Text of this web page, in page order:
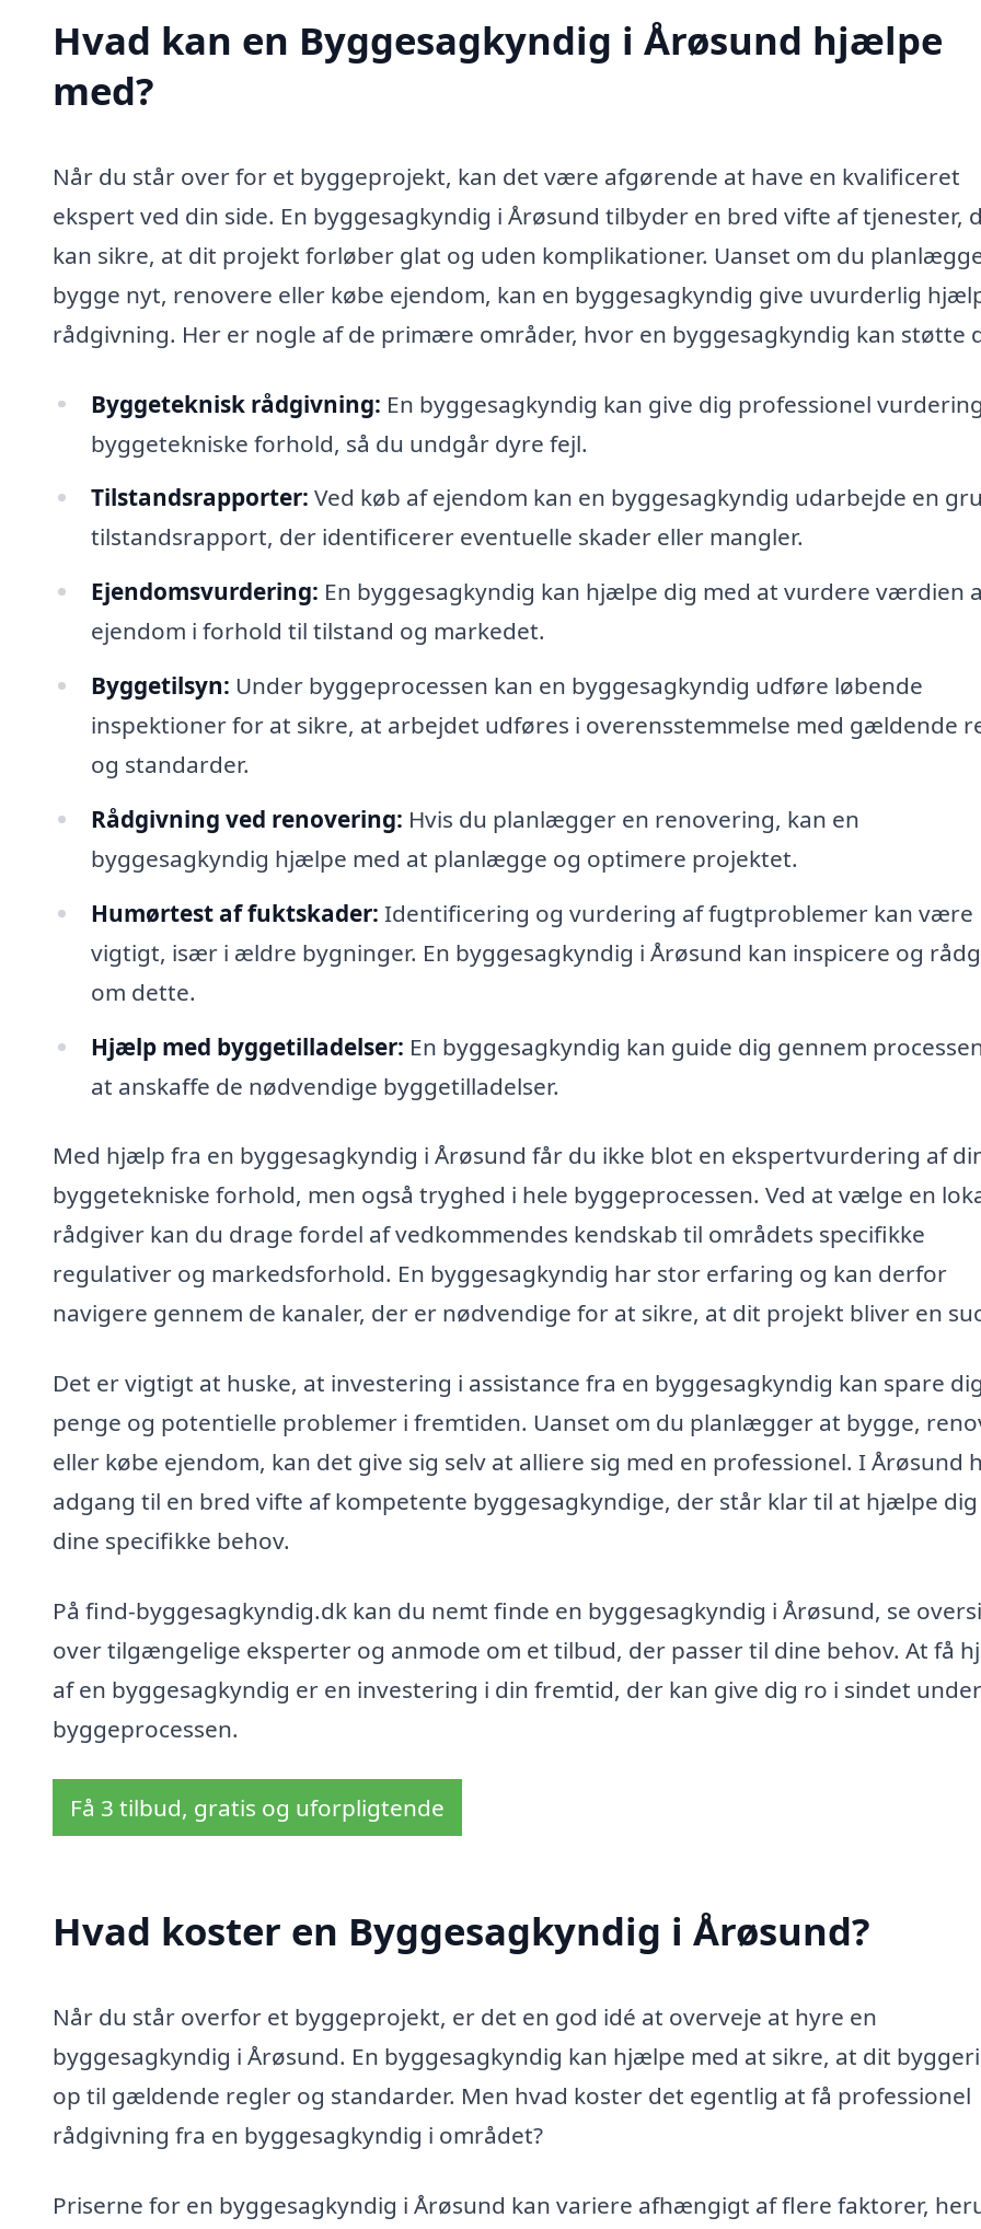
Hvad kan en Byggesagkyndig i Årøsund hjælpe
med?
Når du står over for et byggeprojekt, kan det være afgørende at have en kvalificeret
ekspert ved din side. En byggesagkyndig i Årøsund tilbyder en bred vifte af tjenester,
kan sikre, at dit projekt forløber glat og uden komplikationer. Uanset om du
bygge nyt, renovere eller købe ejendom, kan en byggesagkyndig give uvurderlig
rådgivning. Her er nogle af de primære områder, hvor en byggesagkyndig kan støtte
Byggeteknisk rådgivning: En byggesagkyndig kan give dig professionel
byggetekniske forhold, så du undgår dyre fejl.
Tilstandsrapporter: Ved køb af ejendom kan en byggesagkyndig udarbejde en
tilstandsrapport, der identificerer eventuelle skader eller mangler.
Ejendomsvurdering: En byggesagkyndig kan hjælpe dig med at vurdere værdien
ejendom i forhold til tilstand og markedet.
Byggetilsyn: Under byggeprocessen kan en byggesagkyndig udføre løbende
inspektioner for at sikre, at arbejdet udføres i overensstemmelse med gældende
og standarder.
Rådgivning ved renovering: Hvis du planlægger en renovering, kan en
byggesagkyndig hjælpe med at planlægge og optimere projektet.
Humørtest af fuktskader: Identificering og vurdering af fugtproblemer kan være
vigtigt, især i ældre bygninger. En byggesagkyndig i Årøsund kan inspicere og
om dette.
Hjælp med byggetilladelser: En byggesagkyndig kan guide dig gennem
at anskaffe de nødvendige byggetilladelser.
Med hjælp fra en byggesagkyndig i Årøsund får du ikke blot en ekspertvurdering af
byggetekniske forhold, men også tryghed i hele byggeprocessen. Ved at vælge en
rådgiver kan du drage fordel af vedkommendes kendskab til områdets specifikke
regulativer og markedsforhold. En byggesagkyndig har stor erfaring og kan derfor
navigere gennem de kanaler, der er nødvendige for at sikre, at dit projekt bliver en
Det er vigtigt at huske, at investering i assistance fra en byggesagkyndig kan spare dig
penge og potentielle problemer i fremtiden. Uanset om du planlægger at bygge,
eller købe ejendom, kan det give sig selv at alliere sig med en professionel. I Årøsund
adgang til en bred vifte af kompetente byggesagkyndige, der står klar til at hjælpe dig
dine specifikke behov.
På find-byggesagkyndig.dk kan du nemt finde en byggesagkyndig i Årøsund, se
over tilgængelige eksperter og anmode om et tilbud, der passer til dine behov. At få
af en byggesagkyndig er en investering i din fremtid, der kan give dig ro i sindet
byggeprocessen.
Få 3 tilbud, gratis og uforpligtende
Hvad koster en Byggesagkyndig i Årøsund?
Når du står overfor et byggeprojekt, er det en god idé at overveje at hyre en
byggesagkyndig i Årøsund. En byggesagkyndig kan hjælpe med at sikre, at dit
op til gældende regler og standarder. Men hvad koster det egentlig at få professionel
rådgivning fra en byggesagkyndig i området?
Priserne for en byggesagkyndig i Årøsund kan variere afhængigt af flere faktorer,